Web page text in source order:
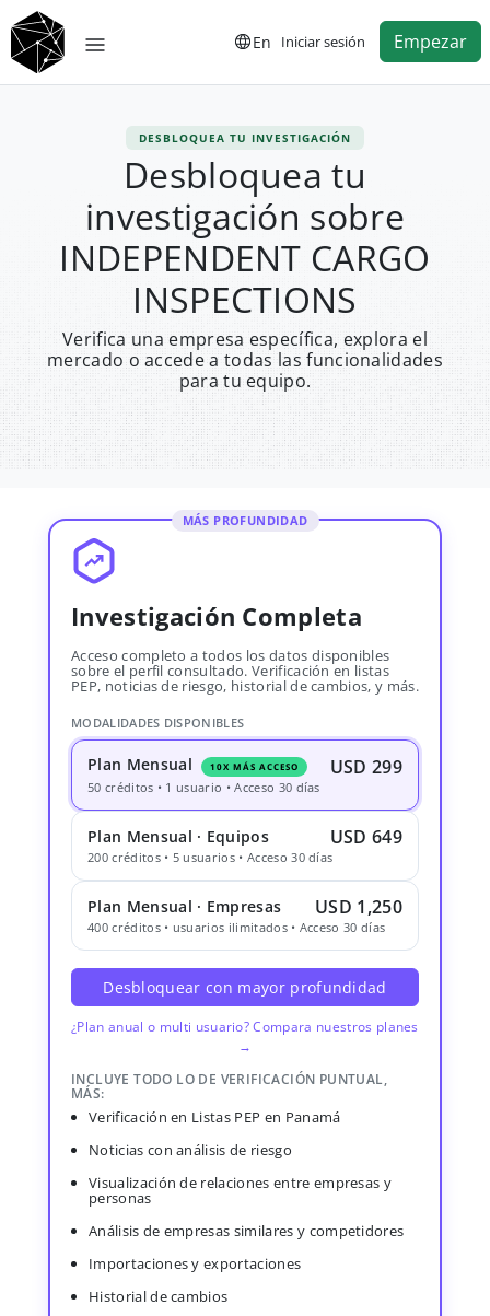
En Iniciar sesión Empezar
DESBLOQUEA TU INVESTIGACIÓN
Desbloquea tu
investigación sobre
INDEPENDENT CARGO
INSPECTIONS
Verifica una empresa específica, explora el
mercado o accede a todas las funcionalidades
para tu equipo.
MÁS PROFUNDIDAD
Investigación Completa
Acceso completo a todos los datos disponibles
sobre el perfil consultado. Verificación en listas
PEP, noticias de riesgo, historial de cambios, y más.
MODALIDADES DISPONIBLES
Plan Mensual 10X MÁS ACCESO USD 299
50 créditos • 1 usuario • Acceso 30 días
Plan Mensual · Equipos USD 649
200 créditos • 5 usuarios • Acceso 30 días
Plan Mensual · Empresas USD 1,250
400 créditos • usuarios ilimitados • Acceso 30 días
Desbloquear con mayor profundidad
¿Plan anual o multi usuario? Compara nuestros planes
→
INCLUYE TODO LO DE VERIFICACIÓN PUNTUAL,
MÁS:
Verificación en Listas PEP en Panamá
Noticias con análisis de riesgo
Visualización de relaciones entre empresas y
personas
Análisis de empresas similares y competidores
Importaciones y exportaciones
Historial de cambios